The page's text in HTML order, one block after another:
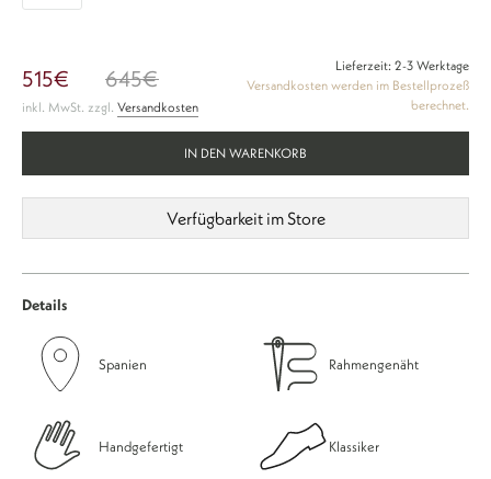
IN DEN WARENKORB
515€ 645€
inkl. MwSt. zzgl. Versandkosten
Lieferzeit: 2-3 Werktage
Versandkosten werden im Bestellprozeß
berechnet.
Verfügbarkeit im Store
Details
Spanien Rahmengenäht
Handgefertigt Klassiker